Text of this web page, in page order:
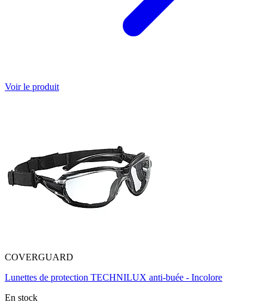
Voir le produit
COVERGUARD
Lunettes de protection TECHNILUX anti-buée - Incolore
En stock